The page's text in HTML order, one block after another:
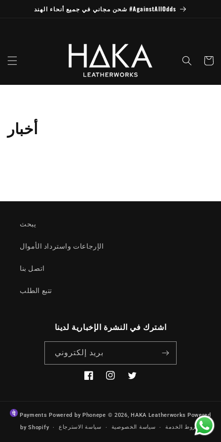
شحن مجاني في جميع أنحاء الهند #AgainstAllOdds
العربة
أخبار
يبحث
الإرجاعات واسترداد الأموال
اتصل بنا
تتبع الطلب
اشترك في النشرة الإخبارية لدينا
بريد إلكتروني
فيسبوكانستجرامتغريد
Payments Powered by Phonepe © 2026,HAKA Leatherworks Powered
by Shopify
سياسة الاسترجاع سياسة الخصوصية شروط الخدمة